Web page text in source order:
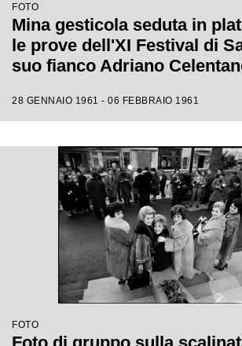
FOTO
Mina gesticola seduta in
le prove dell'XI Festival di
suo fianco Adriano
28 GENNAIO 1961 - 06 FEBBRAIO 1961
FOTO